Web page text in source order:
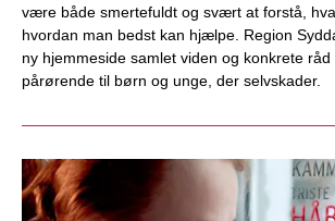
være både smertefuldt og svært at forstå,
hvordan man bedst kan hjælpe. Region
ny hjemmeside samlet viden og konkrete
pårørende til børn og unge, der selvskader.